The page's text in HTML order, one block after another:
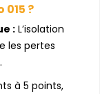
?
: L’isolation
les pertes
à 5 points,